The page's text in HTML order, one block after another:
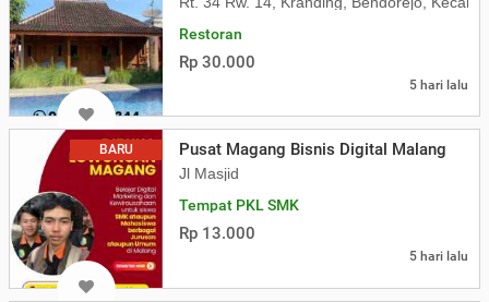
Restoran
Rp 30.000
5 hari lalu
BARU Pusat Magang Bisnis Digital Malang
Jl Masjid
Tempat PKL SMK
Rp 13.000
5 hari lalu